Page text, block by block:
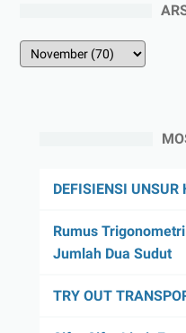
DEFISIENSI UNSUR
Rumus
Jumlah Dua Sudut
TRY OUT